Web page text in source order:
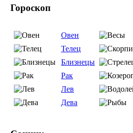
Гороскоп
Овен
Телец
Близнецы
Рак
Лев
Дева